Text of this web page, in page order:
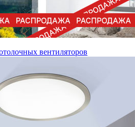
вентиляторов